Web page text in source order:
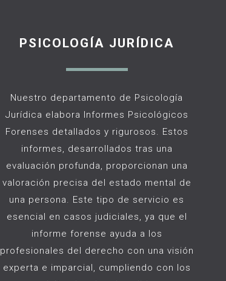
PSICOLOGÍA JURÍDICA
Nuestro departamento de Psicología
Jurídica elabora Informes Psicológicos
Forenses detallados y rigurosos. Estos
informes, desarrollados tras una
evaluación profunda, proporcionan una
valoración precisa del estado mental de
una persona. Este tipo de servicio es
esencial en casos judiciales, ya que el
informe forense ayuda a los
profesionales del derecho con una visión
experta e imparcial, cumpliendo con los